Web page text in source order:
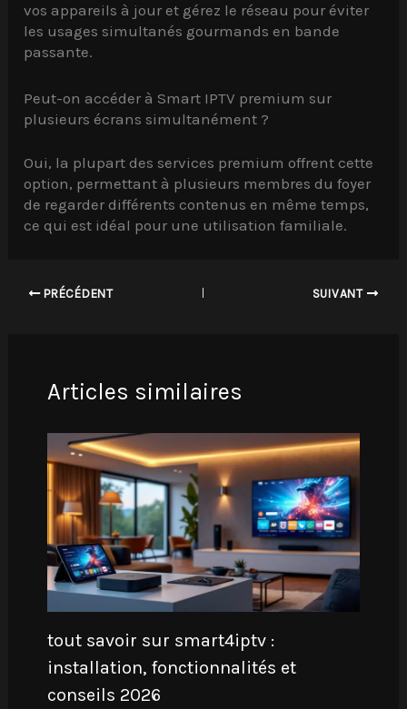
vos appareils à jour et gérez le réseau pour éviter
les usages simultanés gourmands en bande
passante.
Peut-on accéder à Smart IPTV premium sur
plusieurs écrans simultanément ?
Oui, la plupart des services premium offrent cette
option, permettant à plusieurs membres du foyer
de regarder différents contenus en même temps,
ce qui est idéal pour une utilisation familiale.
PRÉCÉDENT SUIVANT
Articles similaires
tout savoir sur smart4iptv :
installation, fonctionnalités et
conseils 2026